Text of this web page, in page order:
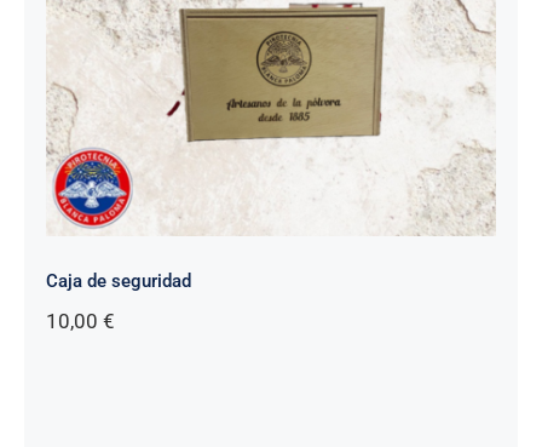
Caja de seguridad
10,00 €